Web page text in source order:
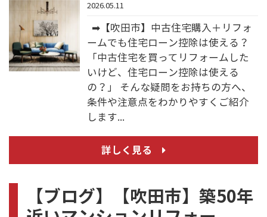
2026.05.11
➡【吹田市】中古住宅購入＋リフォ
ームでも住宅ローン控除は使える？
「中古住宅を買ってリフォームした
いけど、住宅ローン控除は使える
の？」 そんな疑問をお持ちの方へ、
条件や注意点をわかりやすくご紹介
します...
詳しく見る
【ブログ】【吹田市】築50年